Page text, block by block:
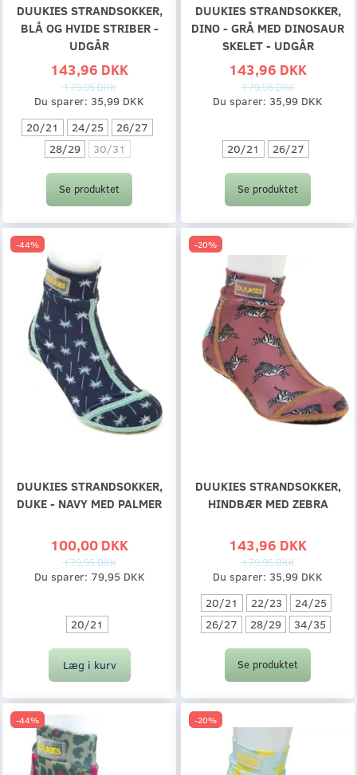
DUUKIES STRANDSOKKER,
BLÅ OG HVIDE STRIBER -
UDGÅR
143,96 DKK
179,95 DKK
Du sparer: 35,99 DKK
20/21
24/25
26/27
28/29
30/31
Se produktet
DUUKIES STRANDSOKKER,
DINO - GRÅ MED DINOSAUR
SKELET - UDGÅR
143,96 DKK
179,95 DKK
Du sparer: 35,99 DKK
20/21 26/27
Se produktet
-44%
DUUKIES STRANDSOKKER,
DUKE - NAVY MED PALMER
100,00 DKK
179,95 DKK
Du sparer: 79,95 DKK
20/21
Læg i kurv
-20%
DUUKIES STRANDSOKKER,
HINDBÆR MED ZEBRA
143,96 DKK
179,95 DKK
Du sparer: 35,99 DKK
20/21
22/23
24/25
26/27
28/29 34/35
Se produktet
-44% -20%